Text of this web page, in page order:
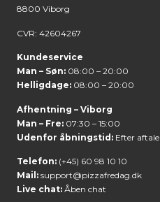
8800 Viborg
CVR: 42604267
Kundeservice
Man – Søn: 08:00 – 20:00
Helligdage: 08:00 – 20:00
Afhentning – Viborg
Man – Fre: 07:30 – 15:00
Udenfor åbningstid: Efter aftale
Telefon: (+45) 60 98 10 10
Mail: support@pizzafredag.dk
Live chat: Åben chat